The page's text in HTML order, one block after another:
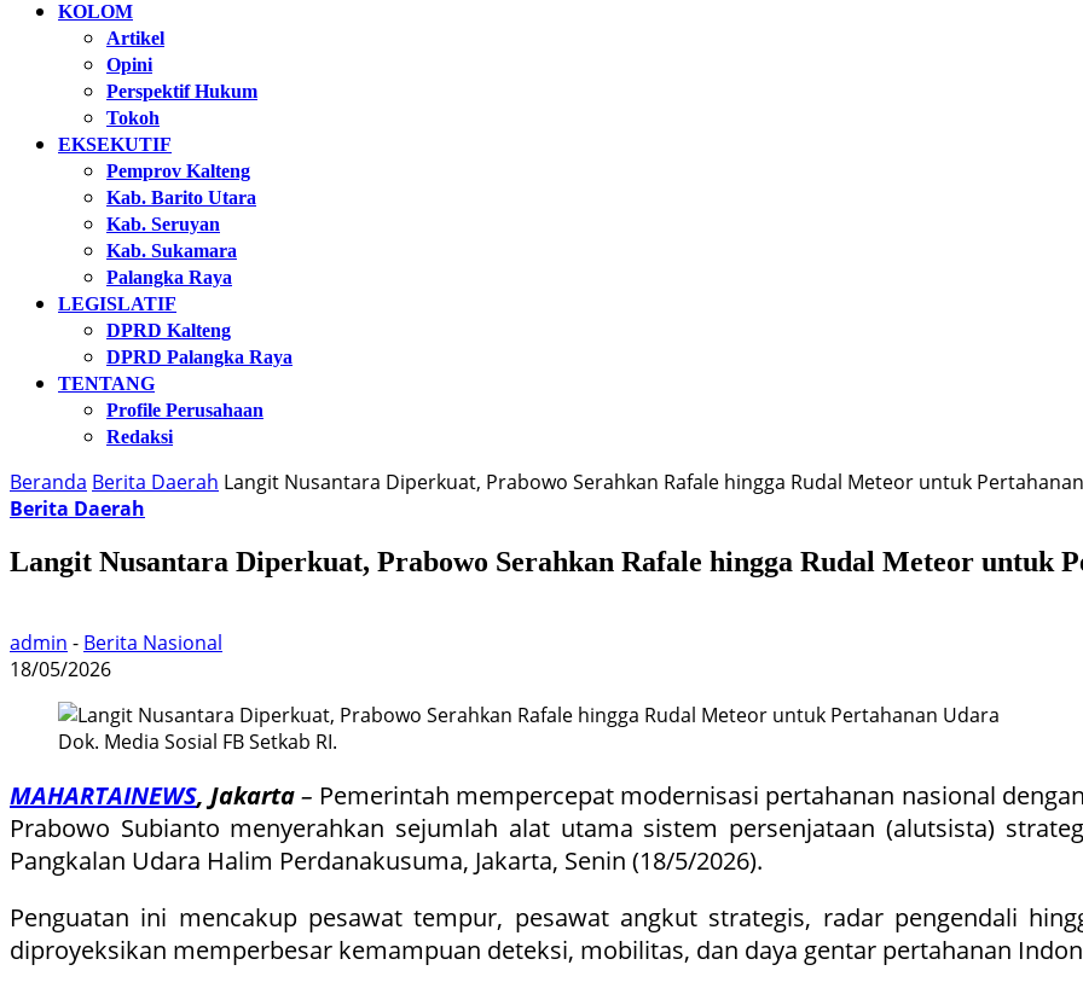
KOLOM
Artikel
Opini
Perspektif Hukum
Tokoh
EKSEKUTIF
Pemprov Kalteng
Kab. Barito Utara
Kab. Seruyan
Kab. Sukamara
Palangka Raya
LEGISLATIF
DPRD Kalteng
DPRD Palangka Raya
TENTANG
Profile Perusahaan
Redaksi
Beranda Berita Daerah Langit Nusantara Diperkuat, Prabowo Serahkan Rafale hingga Rudal Meteor untuk
Berita Daerah
Langit Nusantara Diperkuat, Prabowo Serahkan Rafale hingga Rudal Meteor untuk
admin - Berita Nasional
18/05/2026
Dok. Media Sosial FB Setkab RI.
MAHARTAINEWS, Jakarta– Pemerintah mempercepat modernisasi pertahanan nasional
Prabowo Subianto menyerahkan sejumlah alat utama sistem persenjataan (alutsista)
Pangkalan Udara Halim Perdanakusuma, Jakarta, Senin (18/5/2026).
Penguatan ini mencakup pesawat tempur, pesawat angkut strategis, radar pengendali
diproyeksikan memperbesar kemampuan deteksi, mobilitas, dan daya gentar pertahanan